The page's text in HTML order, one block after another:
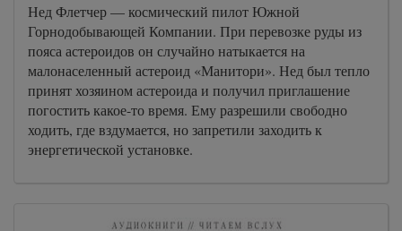
Нед Флетчер — космический пилот Южной
Горнодобывающей Компании. При перевозке руды из
пояса астероидов он случайно натыкается на
малонаселенный астероид «Манитори». Нед был тепло
принят хозяином астероида и получил приглашение
погостить какое-то время. Ему разрешили свободно
ходить, где вздумается, но запретили заходить к
энергетической установке.